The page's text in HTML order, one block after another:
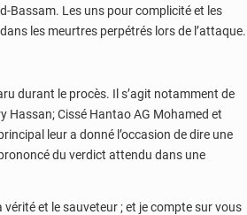
Bassam. Les uns pour complicité et les
les meurtres perpétrés lors de l’attaque.
durant le procès. Il s’agit notamment de
Hassan; Cissé Hantao AG Mohamed et
leur a donné l’occasion de dire une
du verdict attendu dans une
vérité et le sauveteur ; et je compte sur vous